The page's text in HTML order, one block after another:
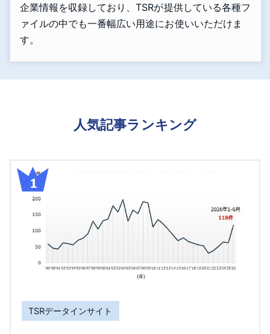
企業情報を収録しており、TSRが提供している各種フ
ァイルの中でも一番幅広い用途にお使いいただけま
す。
人気記事ランキング
TSRデータインサイト